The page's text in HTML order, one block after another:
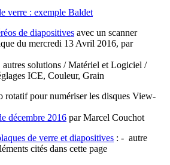
verre : exemple Baldet
de diapositives avec un scanner
du mercredi 13 Avril 2016, par
autres solutions / Matériel et Logiciel /
ICE, Couleur, Grain
rotatif pour numériser les disques View-
décembre 2016 par Marcel Couchot
de verre et diapositives : - autre
cités dans cette page